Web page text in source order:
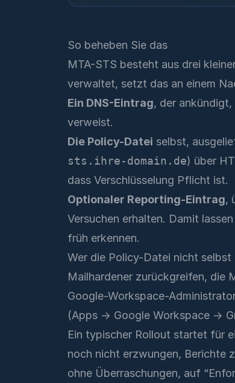
So beheben Sie das
MTA-STS besteht aus drei
verwaltet, setzt das an einem
Ein DNS-Eintrag, der
verweist.
Die Policy-Datei selbst,
sts.ihre-domain.de) über
dass Verschlüsselung Pflicht ist.
Optionaler Reporting-Eintrag,
Versuchen erhalten. Damit
früh erkennen.
Wer die Policy-Datei nicht
Mailhardener zurückgreifen, die
Google-Workspace-
(Apps → Google Workspace →
Ein typischer Rollout startet für
noch nicht erzwungen, Berichte
ohne Überraschungen, auf